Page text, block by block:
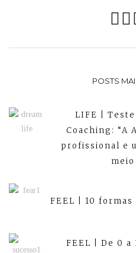
POSTS
LIFE |
Coaching: “A
profissional e
FEEL | 10
FEEL | De 0 a